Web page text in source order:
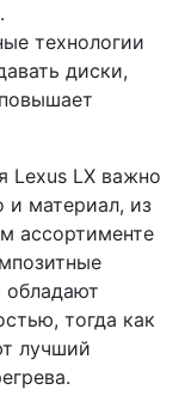
технологии
диски,
Lexus LX важно
и материал, из
ассортименте
обладают
тогда как
лучший